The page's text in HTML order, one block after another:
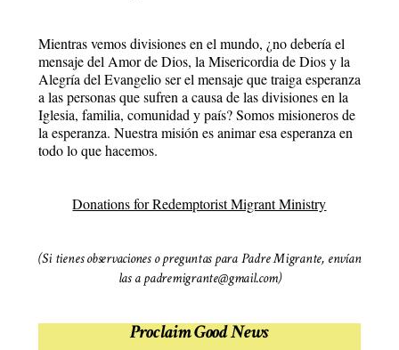
Mientras vemos divisiones en el mundo, ¿no debería el
mensaje del Amor de Dios, la Misericordia de Dios y la
Alegría del Evangelio ser el mensaje que traiga esperanza
a las personas que sufren a causa de las divisiones en la
Iglesia, familia, comunidad y país? Somos misioneros de
la esperanza. Nuestra misión es animar esa esperanza en
todo lo que hacemos.
Donations for Redemptorist Migrant Ministry
(Si tienes observaciones o preguntas para Padre Migrante, envían
las a padremigrante@gmail.com)
Proclaim Good News